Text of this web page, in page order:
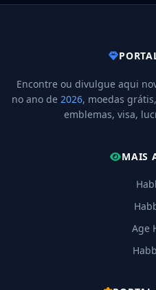
Encontre ou divulgue aqui
no ano de 2026, moedas
emblemas, visa,
MAIS
Age